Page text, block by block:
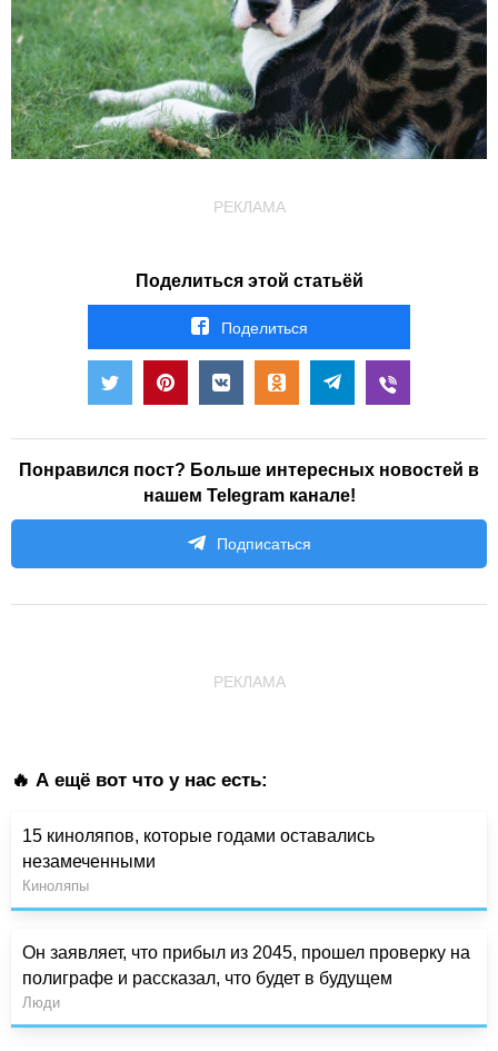
РЕКЛАМА
Поделиться этой статьёй
Поделиться
Понравился пост? Больше интересных новостей в
нашем Telegram канале!
Подписаться
РЕКЛАМА
🔥 А ещё вот что у нас есть:
15 киноляпов, которые годами оставались
незамеченными
Киноляпы
Он заявляет, что прибыл из 2045, прошел проверку на
полиграфе и рассказал, что будет в будущем
Люди